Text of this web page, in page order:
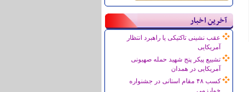
آخرین اخبار
عقب نشینی تاکتیکی یا راهبرد انتظار
آمریکایی
تشییع پیکر پنج شهید حمله صهیونی
آمریکایی در همدان
کسب ۴۸ مقام استانی در جشنواره
خوارزمی